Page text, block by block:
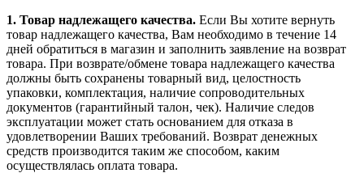
1. Товар надлежащего качества. Если Вы хотите вернуть
товар надлежащего качества, Вам необходимо в течение 14
дней обратиться в магазин и заполнить заявление на возврат
товара. При возврате/обмене товара надлежащего качества
должны быть сохранены товарный вид, целостность
упаковки, комплектация, наличие сопроводительных
документов (гарантийный талон, чек). Наличие следов
эксплуатации может стать основанием для отказа в
удовлетворении Ваших требований. Возврат денежных
средств производится таким же способом, каким
осуществлялась оплата товара.